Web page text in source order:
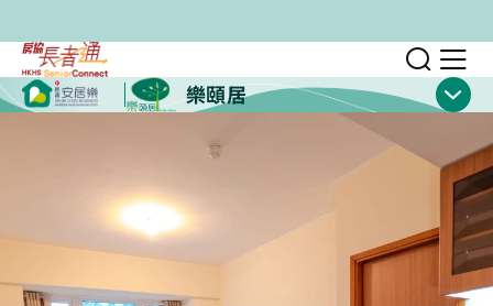
跳至主要內容
切換
顯
樂頤居
顯